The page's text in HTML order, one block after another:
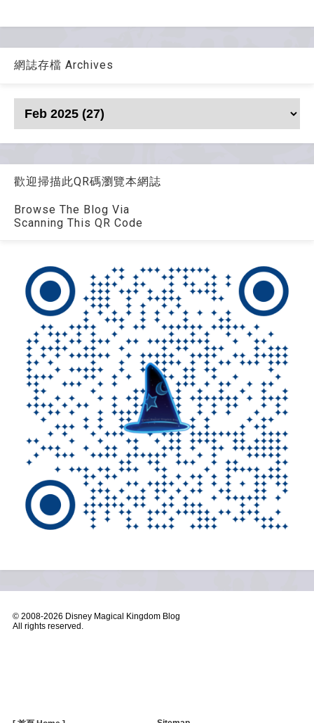
網誌存檔 Archives
歡迎掃描此QR碼瀏覽本網誌
Browse The Blog Via
Scanning This QR Code
© 2008-2026 Disney Magical Kingdom Blog
All rights reserved.